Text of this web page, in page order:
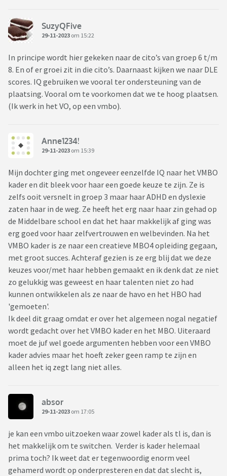
SuzyQFive
29-11-2023 om 15:22
In principe wordt hier gekeken naar de cito’s van groep 6 t/m
8. En of er groei zit in die cito’s. Daarnaast kijken we naar DLE
scores. IQ gebruiken we vooral ter ondersteuning van de
plaatsing. Vooral om te voorkomen dat we te hoog plaatsen.
(Ik werk in het VO, op een vmbo).
Anne1234!
29-11-2023 om 15:39
Mijn dochter ging met ongeveer eenzelfde IQ naar het VMBO
kader en dit bleek voor haar een goede keuze te zijn. Ze is
zelfs ooit versnelt in groep 3 maar haar ADHD en dyslexie
zaten haar in de weg. Ze heeft het erg naar haar zin gehad op
de Middelbare school en dat het haar makkelijk af ging was
erg goed voor haar zelfvertrouwen en welbevinden. Na het
VMBO kader is ze naar een creatieve MBO4 opleiding gegaan,
met groot succes. Achteraf gezien is ze erg blij dat we deze
keuzes voor/met haar hebben gemaakt en ik denk dat ze niet
zo gelukkig was geweest en haar talenten niet zo had
kunnen ontwikkelen als ze naar de havo en het HBO had
'gemoeten'.
Ik deel dit graag omdat er over het algemeen nogal negatief
wordt gedacht over het VMBO kader en het MBO. Uiteraard
moet de juf wel goede argumenten hebben voor een VMBO
kader advies maar het hoeft zeker geen ramp te zijn en
alleen het iq zegt lang niet alles.
absor
29-11-2023 om 17:05
je kan een vmbo uitzoeken waar zowel kader als tl is, dan is
het makkelijk om te switchen. Verder is kader helemaal
prima toch? Ik weet dat er tegenwoordig enorm veel
gehamerd wordt op onderpresteren en dat dat slecht is,